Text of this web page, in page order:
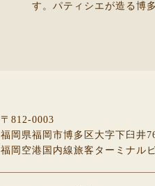
す。パティシエが造る博
〒812-0003
福岡県福岡市博多区大字下臼井
福岡空港国内線旅客ターミナル